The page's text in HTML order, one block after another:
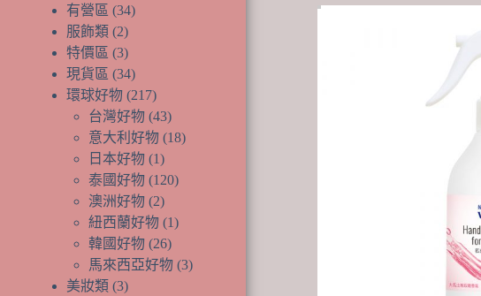
有營區 3434
品
服飾類 22
個
產
品
特價區 33
個
產
品
現貨區 3434
個
產
品
環球好物 217217
個
產
品
台灣好物 4343
個
品
意大利好物 1818
日本好物 11
個
產
品
泰國好物 120120
產
澳洲好物 22
個
產
品
紐西蘭好物 11
產
韓國好物 2626
個
馬來西亞好物 33
美妝類 33